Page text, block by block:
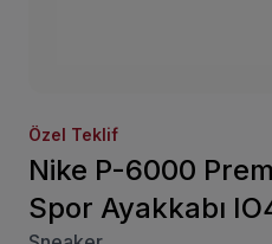
Özel Teklif
Nike P-6000
Spor Ayakkabı